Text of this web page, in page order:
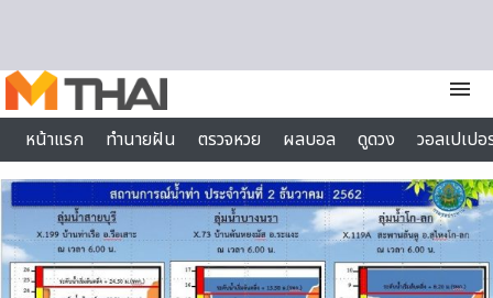
menu
หน้าแรก
ทำนายฝัน ตรวจหวย ผลบอล ดูดวง
วอลเปเป
ไลฟ์สไตล์